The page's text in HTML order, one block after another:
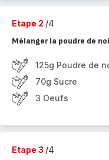
Etape 2 /4
Mélanger la poudre de
125g Poudre de
70g Sucre
3 Oeufs
Etape 3 /4